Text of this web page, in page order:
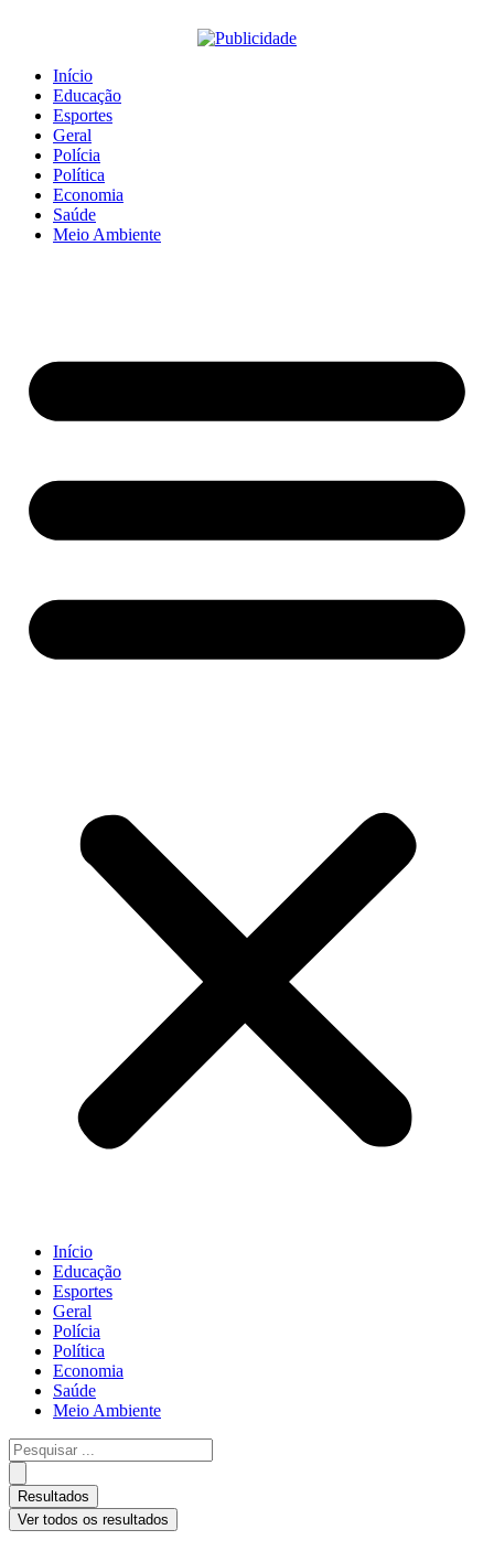
Início
Educação
Esportes
Geral
Polícia
Política
Economia
Saúde
Meio Ambiente
Início
Educação
Esportes
Geral
Polícia
Política
Economia
Saúde
Meio Ambiente
Pesquisar
...
Resultados
Ver todos os resultados